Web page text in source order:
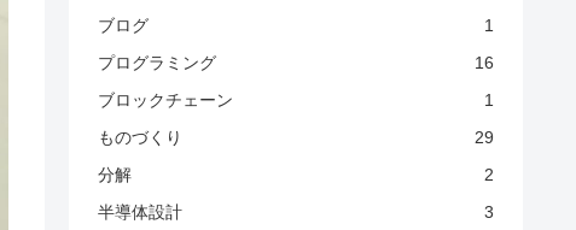
ブログ
1
プログラミング
16
ブロックチェーン
1
ものづくり
29
分解
2
半導体設計
3